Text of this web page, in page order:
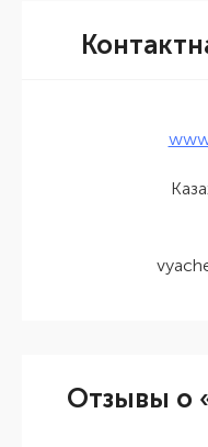
Отзывы о